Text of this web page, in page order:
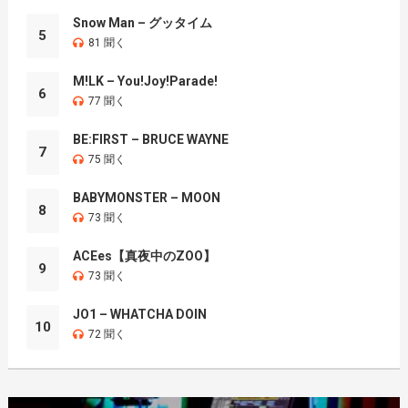
5
Snow Man – グッタイム
81 聞く
6
M!LK – You!Joy!Parade!
77 聞く
7
BE:FIRST – BRUCE WAYNE
75 聞く
8
BABYMONSTER – MOON
73 聞く
9
ACEes【真夜中のZOO】
73 聞く
10
JO1 – WHATCHA DOIN
72 聞く